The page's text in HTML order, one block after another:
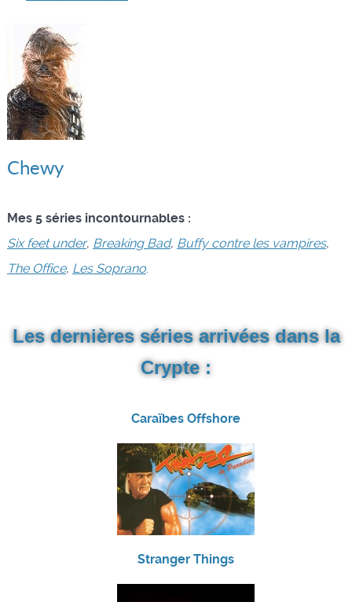
Chewy
Mes 5 séries incontournables :
Six feet under, Breaking Bad, Buffy contre les vampires,
The Office, Les Soprano.
Les dernières séries arrivées dans la
Crypte :
Caraïbes Offshore
Stranger Things